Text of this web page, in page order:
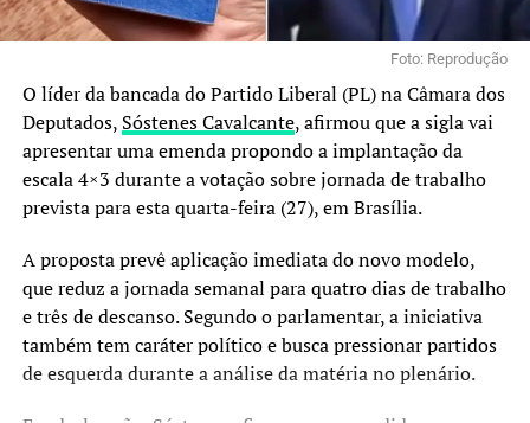
Foto: Reprodução
O líder da bancada do Partido Liberal (PL) na Câmara dos
Deputados, Sóstenes Cavalcante, afirmou que a sigla vai
apresentar uma emenda propondo a implantação da
escala 4×3 durante a votação sobre jornada de trabalho
prevista para esta quarta-feira (27), em Brasília.
A proposta prevê aplicação imediata do novo modelo,
que reduz a jornada semanal para quatro dias de trabalho
e três de descanso. Segundo o parlamentar, a iniciativa
também tem caráter político e busca pressionar partidos
de esquerda durante a análise da matéria no plenário.